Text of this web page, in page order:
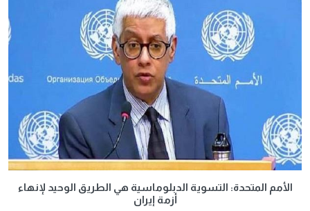
الأمم المتحدة: التسوية الدبلوماسية هي الطريق الوحيد لإنهاء
أزمة إيران